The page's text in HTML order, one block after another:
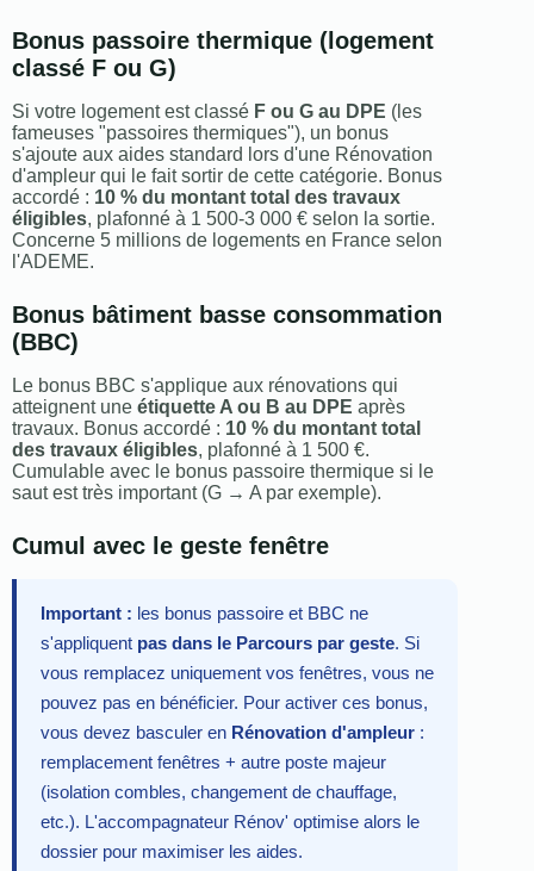
Bonus passoire thermique (logement
classé F ou G)
Si votre logement est classé F ou G au DPE (les
fameuses "passoires thermiques"), un bonus
s'ajoute aux aides standard lors d'une Rénovation
d'ampleur qui le fait sortir de cette catégorie. Bonus
accordé : 10 % du montant total des travaux
éligibles, plafonné à 1 500-3 000 € selon la sortie.
Concerne 5 millions de logements en France selon
l'ADEME.
Bonus bâtiment basse consommation
(BBC)
Le bonus BBC s'applique aux rénovations qui
atteignent une étiquette A ou B au DPE après
travaux. Bonus accordé : 10 % du montant total
des travaux éligibles, plafonné à 1 500 €.
Cumulable avec le bonus passoire thermique si le
saut est très important (G → A par exemple).
Cumul avec le geste fenêtre
Important : les bonus passoire et BBC ne
s'appliquent pas dans le Parcours par geste. Si
vous remplacez uniquement vos fenêtres, vous ne
pouvez pas en bénéficier. Pour activer ces bonus,
vous devez basculer en Rénovation d'ampleur :
remplacement fenêtres + autre poste majeur
(isolation combles, changement de chauffage,
etc.). L'accompagnateur Rénov' optimise alors le
dossier pour maximiser les aides.